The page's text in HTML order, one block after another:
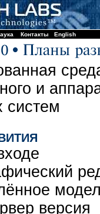
Контакты English
и
систем
версия